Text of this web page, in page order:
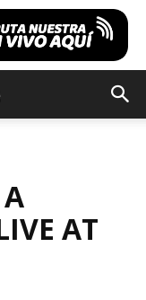
AT